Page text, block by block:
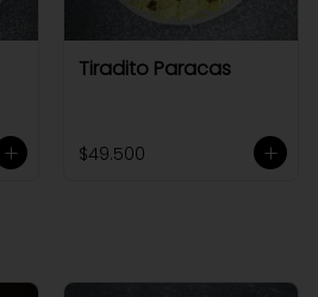
Tiradito Paracas
$49.500